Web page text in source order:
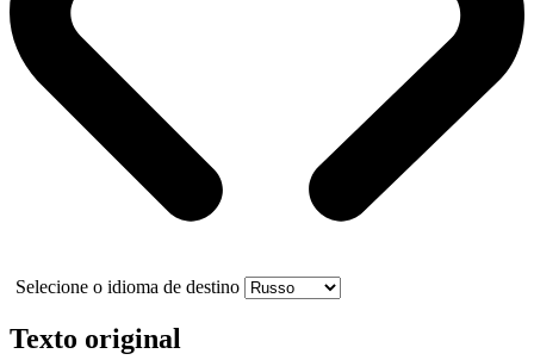
Selecione o idioma de destino
Texto original